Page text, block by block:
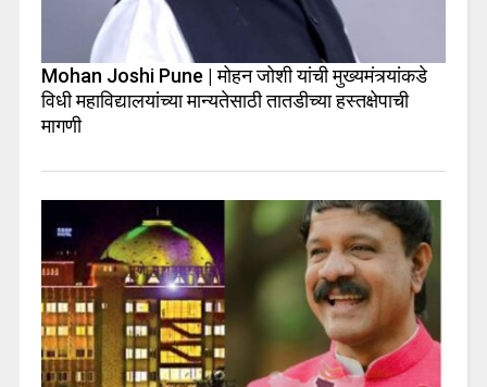
Mohan Joshi Pune | मोहन जोशी यांची मुख्यमंत्र्यांकडे
विधी महाविद्यालयांच्या मान्यतेसाठी तातडीच्या हस्तक्षेपाची
मागणी